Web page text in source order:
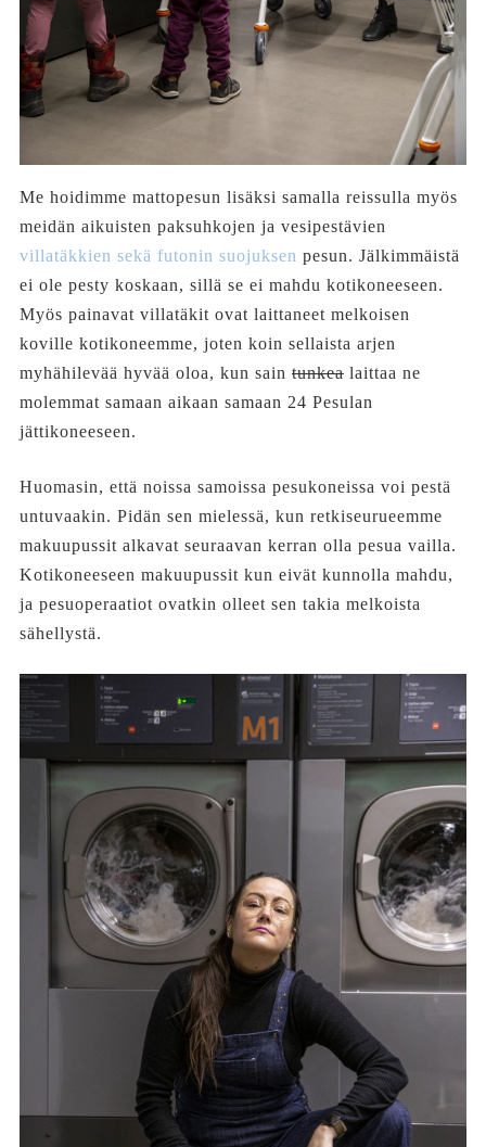
Me hoidimme mattopesun lisäksi samalla reissulla myös
meidän aikuisten paksuhkojen ja vesipestävien
villatäkkien sekä futonin suojuksen pesun. Jälkimmäistä
ei ole pesty koskaan, sillä se ei mahdu kotikoneeseen.
Myös painavat villatäkit ovat laittaneet melkoisen
koville kotikoneemme, joten koin sellaista arjen
myhähilevää hyvää oloa, kun sain tunkealaittaa ne
molemmat samaan aikaan samaan 24 Pesulan
jättikoneeseen.
Huomasin, että noissa samoissa pesukoneissa voi pestä
untuvaakin. Pidän sen mielessä, kun retkiseurueemme
makuupussit alkavat seuraavan kerran olla pesua vailla.
Kotikoneeseen makuupussit kun eivät kunnolla mahdu,
ja pesuoperaatiot ovatkin olleet sen takia melkoista
sähellystä.